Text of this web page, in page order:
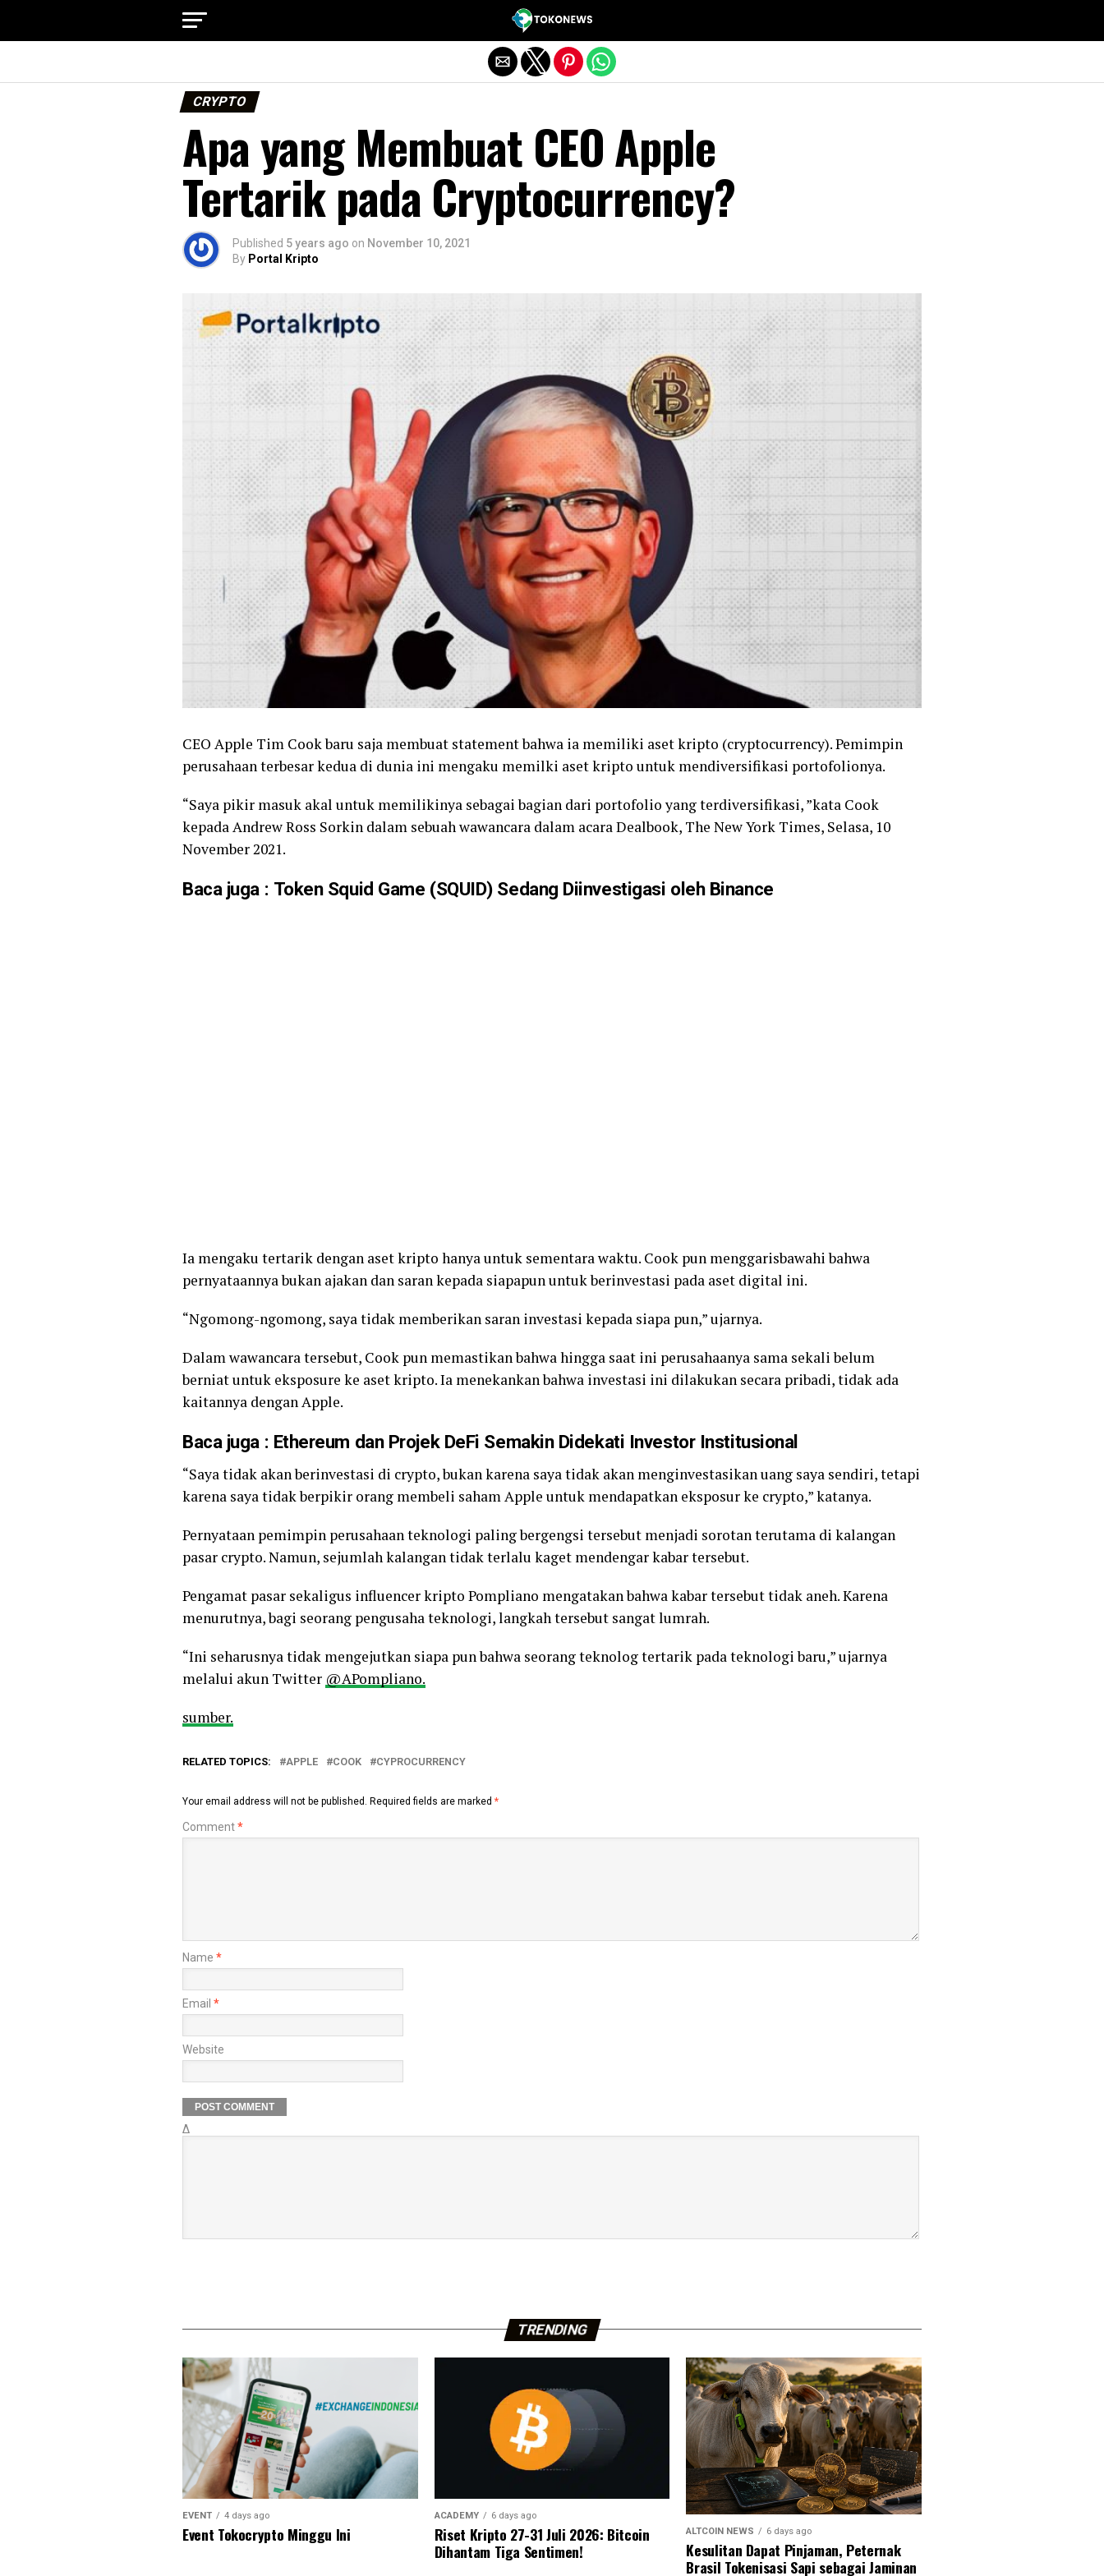
CRYPTO
Apa yang Membuat CEO Apple
Tertarik pada Cryptocurrency?
Published 5 years ago on November 10, 2021
By Portal Kripto
CEO Apple Tim Cook baru saja membuat statement bahwa ia memiliki aset kripto (cryptocurrency). Pemimpin
perusahaan terbesar kedua di dunia ini mengaku memilki aset kripto untuk mendiversifikasi portofolionya.
“Saya pikir masuk akal untuk memilikinya sebagai bagian dari portofolio yang terdiversifikasi, ”kata Cook
kepada Andrew Ross Sorkin dalam sebuah wawancara dalam acara Dealbook, The New York Times, Selasa, 10
November 2021.
Baca juga : Token Squid Game (SQUID) Sedang Diinvestigasi oleh Binance
Ia mengaku tertarik dengan aset kripto hanya untuk sementara waktu. Cook pun menggarisbawahi bahwa
pernyataannya bukan ajakan dan saran kepada siapapun untuk berinvestasi pada aset digital ini.
“Ngomong-ngomong, saya tidak memberikan saran investasi kepada siapa pun,” ujarnya.
Dalam wawancara tersebut, Cook pun memastikan bahwa hingga saat ini perusahaanya sama sekali belum
berniat untuk eksposure ke aset kripto. Ia menekankan bahwa investasi ini dilakukan secara pribadi, tidak ada
kaitannya dengan Apple.
Baca juga : Ethereum dan Projek DeFi Semakin Didekati Investor Institusional
“Saya tidak akan berinvestasi di crypto, bukan karena saya tidak akan menginvestasikan uang saya sendiri, tetapi
karena saya tidak berpikir orang membeli saham Apple untuk mendapatkan eksposur ke crypto,” katanya.
Pernyataan pemimpin perusahaan teknologi paling bergengsi tersebut menjadi sorotan terutama di kalangan
pasar crypto. Namun, sejumlah kalangan tidak terlalu kaget mendengar kabar tersebut.
Pengamat pasar sekaligus influencer kripto Pompliano mengatakan bahwa kabar tersebut tidak aneh. Karena
menurutnya, bagi seorang pengusaha teknologi, langkah tersebut sangat lumrah.
“Ini seharusnya tidak mengejutkan siapa pun bahwa seorang teknolog tertarik pada teknologi baru,” ujarnya
melalui akun Twitter @APompliano.
sumber.
RELATED TOPICS: APPLE COOK CYPROCURRENCY
Your email address will not be published. Required fields are marked *
Comment*
Name *
Email *
Website
Δ
TRENDING
EVENT 4 days ago
Event Tokocrypto Minggu Ini
ACADEMY 6 days ago
Riset Kripto 27-31 Juli 2026: Bitcoin
Dihantam Tiga Sentimen!
ALTCOIN NEWS 6 days ago
Kesulitan Dapat Pinjaman, Peternak
Brasil Tokenisasi Sapi sebagai Jaminan
Exit mobile version